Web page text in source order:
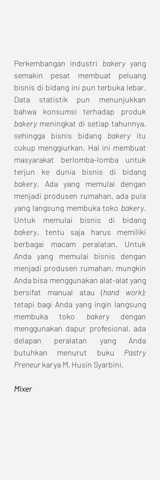
Perkembangan industri bakery yang
semakin pesat membuat peluang
bisnis di bidang ini pun terbuka lebar.
Data statistik pun menunjukkan
bakery meningkat di setiap tahunnya,
sehingga bisnis bidang bakery itu
cukup menggiurkan. Hal ini membuat
masyarakat berlomba-lomba untuk
bakery . Ada yang memulai dengan
menjadi produsen rumahan, ada pula
yang langsung membuka toko bakery
bakery, tentu saja harus memiliki
berbagai macam peralatan. Untuk
Anda yang memulai bisnis dengan
menjadi produsen rumahan, mungkin
Anda bisa menggunakan alat-alat yang
bersifat manual atau (
tetapi bagi Anda yang ingin langsung
membuka toko bakery dengan
menggunakan dapur profesional, ada
delapan peralatan yang Anda
butuhkan menurut buku Pastry
Preneur karya M. Husin Syarbini.
Mixer